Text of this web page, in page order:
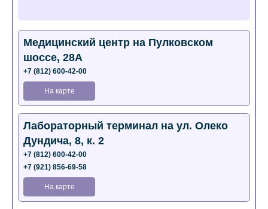
Медицинский центр на Пулковском
шоссе, 28А
+7 (812) 600-42-00
На карте
Лабораторный терминал на ул. Олеко
Дундича, 8, к. 2
+7 (812) 600-42-00
+7 (921) 856-69-58
На карте